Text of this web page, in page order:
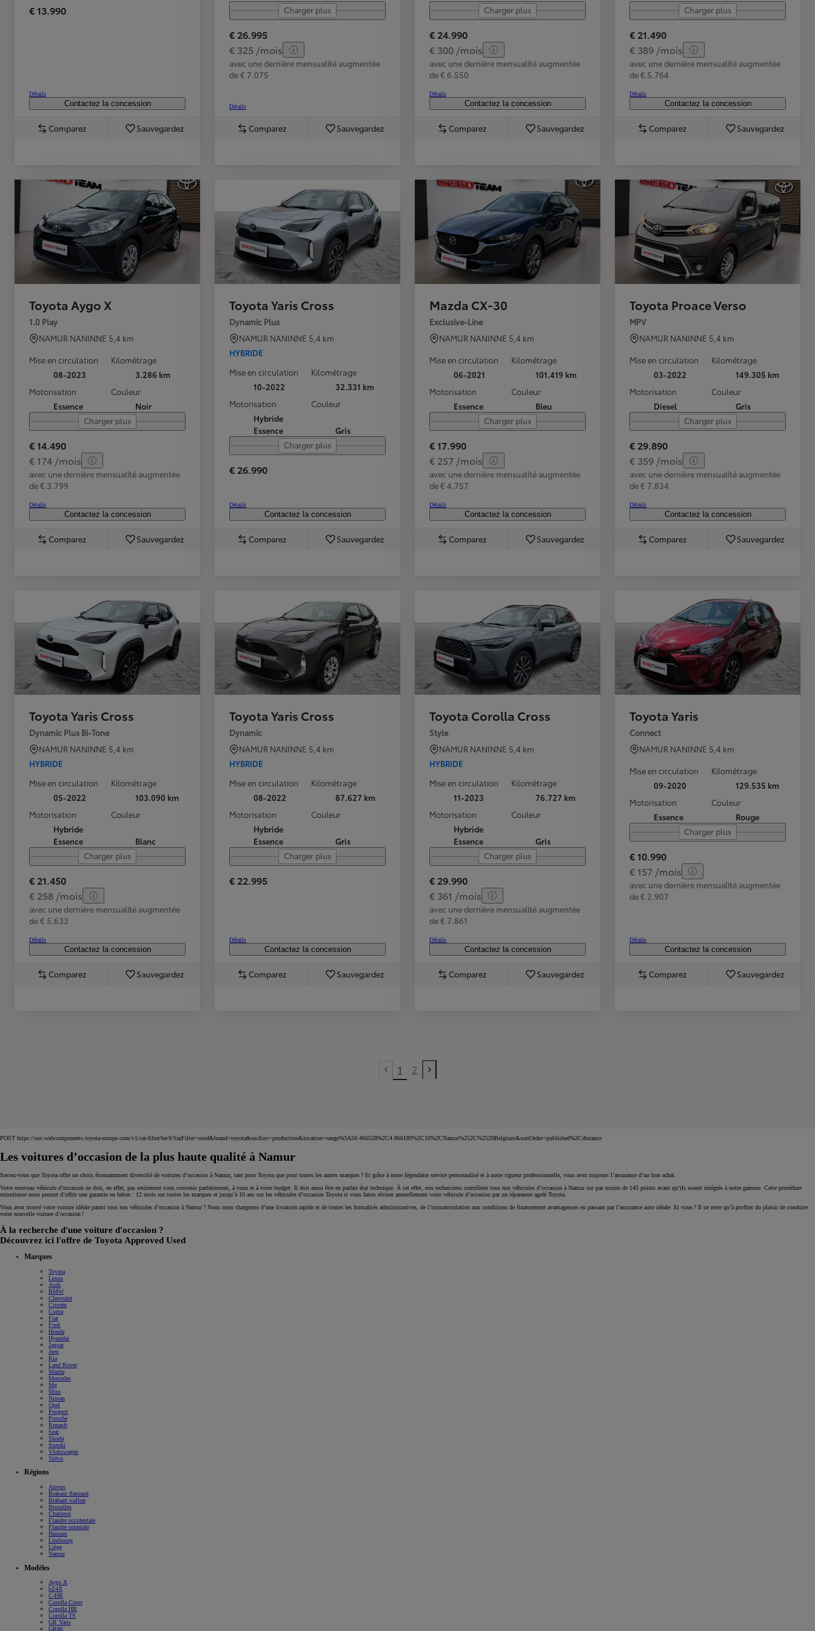
À partir de
À partir de
ou financement à partir de
À partir de
ou financement à partir de
Yaris Cross
HYBRIDE
À partir de
ou financement à partir de
Land Cruiser
Occasions
€ 13.990
Détails
Contactez la concession
Comparez Sauvegardez
Charger plus
€ 26.995
€ 325 /mois
avec une dernière mensualité augmentée
de € 7.075
Détails
Comparez Sauvegardez
Charger plus
€ 24.990
€ 300 /mois
avec une dernière mensualité augmentée
de € 6.550
Détails
Contactez la concession
Comparez Sauvegardez
Charger plus
€ 21.490
€ 389 /mois
avec une dernière mensualité augmentée
de € 5.764
Détails
Contactez la concession
Comparez Sauvegardez
Toyota Aygo X
1.0 Play
NAMUR NANINNE 5,4 km
Mise en circulation
08-2023
Kilométrage
3.286 km
Motorisation
Essence
Couleur
Noir
Charger plus
€ 14.490
€ 174 /mois
avec une dernière mensualité augmentée
de € 3.799
Détails
Contactez la concession
Comparez Sauvegardez
Toyota Yaris Cross
Dynamic Plus
NAMUR NANINNE 5,4 km
HYBRIDE
Mise en circulation
10-2022
Kilométrage
32.331 km
Motorisation
Hybride
Essence
Couleur
Gris
Charger plus
€ 26.990
Détails
Contactez la concession
Comparez Sauvegardez
Mazda CX-30
Exclusive-Line
NAMUR NANINNE 5,4 km
Mise en circulation
06-2021
Kilométrage
101.419 km
Motorisation
Essence
Couleur
Bleu
Charger plus
€ 17.990
€ 257 /mois
avec une dernière mensualité augmentée
de € 4.757
Détails
Contactez la concession
Comparez Sauvegardez
Toyota Proace Verso
MPV
NAMUR NANINNE 5,4 km
Mise en circulation
03-2022
Kilométrage
149.305 km
Motorisation
Diesel
Couleur
Gris
Charger plus
€ 29.890
€ 359 /mois
avec une dernière mensualité augmentée
de € 7.834
Détails
Contactez la concession
Comparez Sauvegardez
Toyota Yaris Cross
Dynamic Plus Bi-Tone
NAMUR NANINNE 5,4 km
HYBRIDE
Mise en circulation
05-2022
Kilométrage
103.090 km
Motorisation
Hybride
Essence
Couleur
Blanc
Charger plus
€ 21.450
€ 258 /mois
avec une dernière mensualité augmentée
de € 5.633
Détails
Contactez la concession
Comparez Sauvegardez
Toyota Yaris Cross
Dynamic
NAMUR NANINNE 5,4 km
HYBRIDE
Mise en circulation
08-2022
Kilométrage
87.627 km
Motorisation
Hybride
Essence
Couleur
Gris
Charger plus
€ 22.995
Détails
Contactez la concession
Comparez Sauvegardez
Toyota Corolla Cross
Style
NAMUR NANINNE 5,4 km
HYBRIDE
Mise en circulation
11-2023
Kilométrage
76.727 km
Motorisation
Hybride
Essence
Couleur
Gris
Charger plus
€ 29.990
€ 361 /mois
avec une dernière mensualité augmentée
de € 7.861
Détails
Contactez la concession
Comparez Sauvegardez
Toyota Yaris
Connect
NAMUR NANINNE 5,4 km
Mise en circulation
09-2020
Kilométrage
129.535 km
Motorisation
Essence
Couleur
Rouge
Charger plus
€ 10.990
€ 157 /mois
avec une dernière mensualité augmentée
de € 2.907
Détails
Contactez la concession
Comparez Sauvegardez
Previous page
1 2
Next page
POST https://usc-webcomponents.toyota-europe.com/v1/car-filter/be/fr?carFilter=used&brand=toyota&uscEnv=production&location=range%3A50.466528%2C4.866189%2C10%2CNamur%252C%2520Belgium&sortOrder=published%2Cdistance
Les voitures d’occasion de la plus haute qualité à Namur
Saviez-vous que Toyota offre un choix étonnamment diversifié de voitures d’occasion à Namur, tant pour Toyota que pour toutes les autres marques ? Et grâce à notre légendaire service personnalisé et à notre rigueur professionnelle, vous avez toujours l’assurance d’un bon achat.
Votre nouveau véhicule d’occasion ne doit, en effet, pas seulement vous convenir parfaitement, à vous et à votre budget. Il doit aussi être en parfait état technique. À cet effet, nos techniciens contrôlent tous nos véhicules d’occasion à Namur sur pas moins de 145 points avant qu’ils soient intégrés à notre gamme. Cette procédure
minutieuse nous permet d’offrir une garantie en béton : 12 mois sur toutes les marques et jusqu’à 10 ans sur les véhicules d’occasion Toyota si vous faites réviser annuellement votre véhicule d’occasion par un réparateur agréé Toyota.
Vous avez trouvé votre voiture idéale parmi tous nos véhicules d’occasion à Namur ? Nous nous chargeons d’une livraison rapide et de toutes les formalités administratives, de l’immatriculation aux conditions de financement avantageuses en passant par l’assurance auto idéale. Et vous ? Il ne reste qu’à profiter du plaisir de conduire
votre nouvelle voiture d’occasion !
À la recherche d'une voiture d'occasion ?
Découvrez ici l'offre de Toyota Approved Used
Marques
Toyota
Lexus
Audi
BMW
Chevrolet
Citroën
Cupra
Fiat
Ford
Honda
Hyundai
Jaguar
Jeep
Kia
Land Rover
Mazda
Mercedes
Mg
Mini
Nissan
Opel
Peugeot
Porsche
Renault
Seat
Skoda
Suzuki
Vlokswagen
Volvo
Régions
Anvers
Brabant flamand
Brabant wallon
Bruxelles
Charleroi
Flandre occidentale
Flandre orientale
Hainaut
Limbourg
Liège
Namur
Modèles
Aygo X
bZ4X
C-HR
Corolla Cross
Corolla HB
Corolla TS
GR Yaris
GR86